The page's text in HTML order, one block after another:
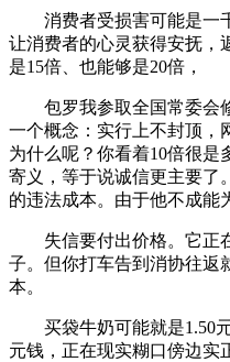
消费者受损害可能是一千
让消费者的心灵获得安抚，
是15倍、也能够是20倍，
包罗我参取全国常委会修
一个概念：实行上不封顶，
为什么呢？你看着10倍很是
寄义，等于说诚信更主要了
的违法成本。由于他不成能
失信要付出价格。它正
子。但你打车告到消协往返
本。
买袋牛奶可能就是1.50元
元钱，正在现实糊口傍边实